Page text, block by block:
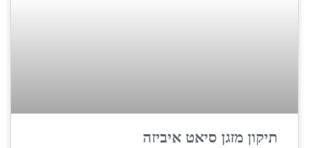
תיקון מזגן סיאט איביזה